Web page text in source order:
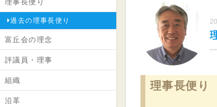
理事長便り
過去の理事長便り
富丘会の理念
評議員・理事
組織
沿革
理事長便り